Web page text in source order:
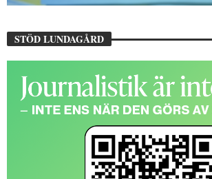
STÖD LUNDAGÅRD